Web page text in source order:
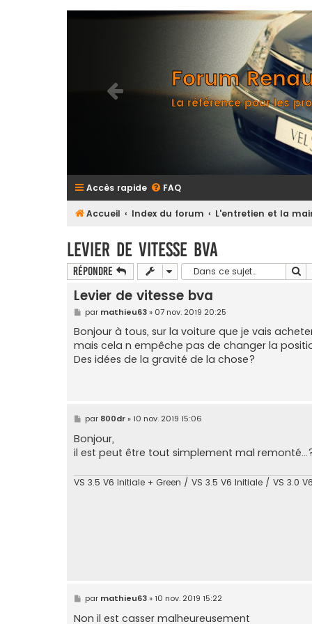
Forum
La référence pour les
Accès rapide FAQ
Accueil Index du forum L'entretien et la
Levier de vitesse bva
Répondre
Levier de vitesse bva
M
e
s
s
a
g
e
par mathieu63» 07 nov. 2019 20:25
Bonjour à tous, sur la voiture que je vais
mais cela n empêche pas de changer la
Des idées de la gravité de la chose?
M
e
s
s
a
e
par 800dr» 10 nov. 2019 15:06
Bonjour,
il est peut être tout simplement mal
VS 3.5 V6 Initiale + Green / VS 3.5 V6 Initiale / VS 3.0
M
e
s
par mathieu63» 10 nov. 2019 15:22
Non il est casser malheureusement